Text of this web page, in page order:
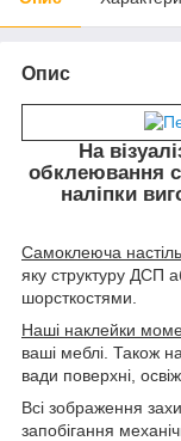
Опис
На
обклеювання
наліпки
Самоклеюча
яку структуру ДСП
шорсткостями.
Наші наклейки
ваші меблі. Також
вади поверхні,
Всі зображення
запобігання